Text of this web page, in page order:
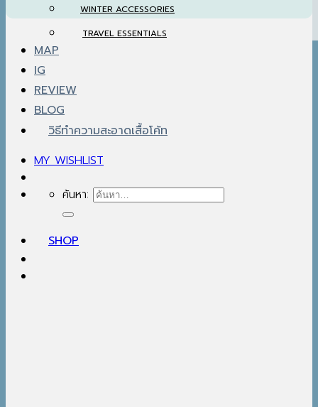
WINTER ACCESSORIES
TRAVEL ESSENTIALS
MAP
IG
REVIEW
BLOG
วิธีทำความสะอาดเสื้อโค้ท
MY WISHLIST
ค้นหา:
SHOP